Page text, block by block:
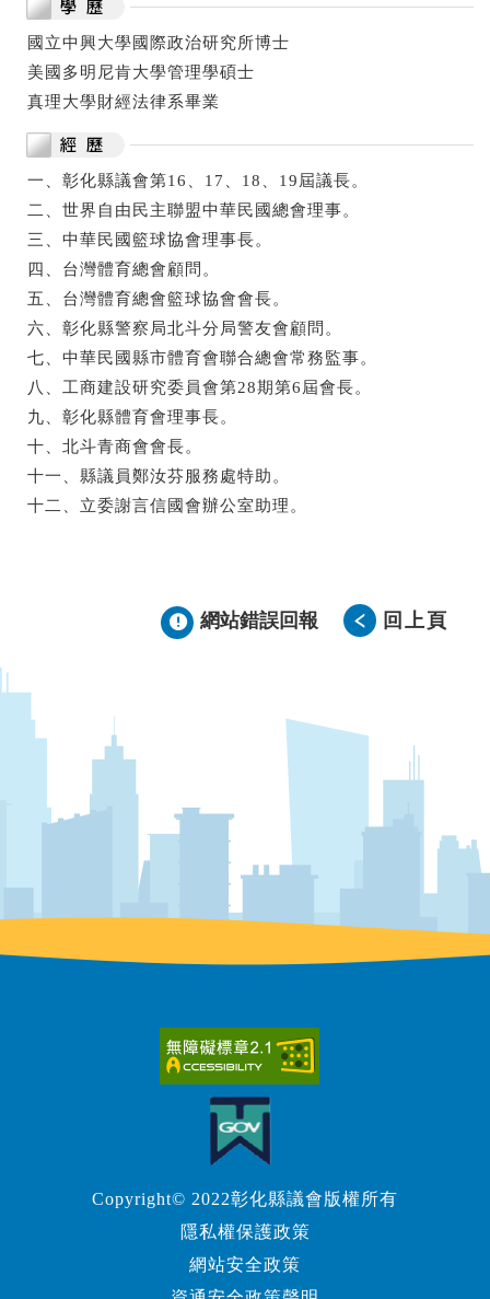
國立中興大學國際政治研究所博士
美國多明尼肯大學管理學碩士
真理大學財經法律系畢業
一、彰化縣議會第16、17、18、19屆議長。
二、世界自由民主聯盟中華民國總會理事。
三、中華民國籃球協會理事長。
四、台灣體育總會顧問。
五、台灣體育總會籃球協會會長。
六、彰化縣警察局北斗分局警友會顧問。
七、中華民國縣市體育會聯合總會常務監事。
八、工商建設研究委員會第28期第6屆會長。
九、彰化縣體育會理事長。
十、北斗青商會會長。
十一、縣議員鄭汝芬服務處特助。
十二、立委謝言信國會辦公室助理。
網站錯誤回報 回上頁
Copyright© 2022彰化縣議會版權所有
隱私權保護政策
網站安全政策